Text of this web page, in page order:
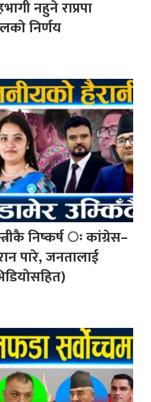
नहुने राप्रपा
निर्णय
निष्कर्ष ः कांग्रेस–
पारे, जनतालाई